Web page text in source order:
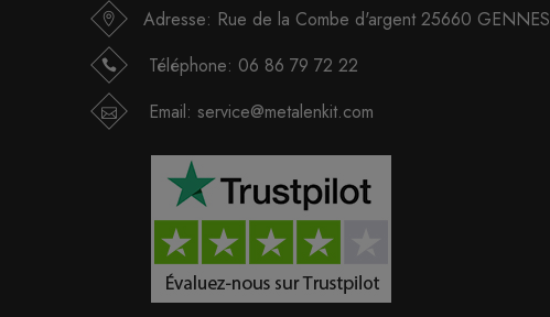
Adresse: Rue de la Combe d'argent 25660 GENNES
Téléphone: 06 86 79 72 22
Email: service@metalenkit.com